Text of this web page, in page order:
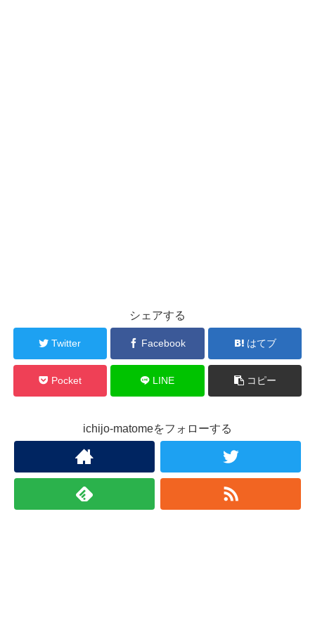
シェアする
Twitter Facebook はてブ
Pocket LINE コピー
ichijo-matomeをフォローする